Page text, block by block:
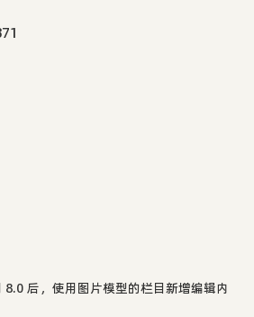
8.0 后，使用图片模型的栏目新增编辑内